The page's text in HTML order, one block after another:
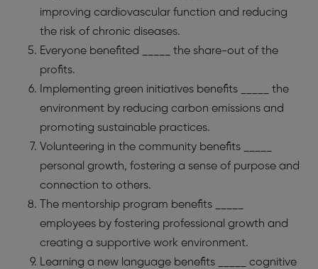
improving cardiovascular function and reducing
the risk of chronic diseases.
Everyone benefited _____ the share-out of the
profits.
Implementing green initiatives benefits _____ the
environment by reducing carbon emissions and
promoting sustainable practices.
Volunteering in the community benefits _____
personal growth, fostering a sense of purpose and
connection to others.
The mentorship program benefits _____
employees by fostering professional growth and
creating a supportive work environment.
Learning a new language benefits _____ cognitive